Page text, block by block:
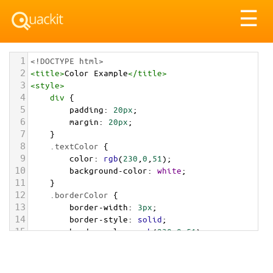
☰
1 <!DOCTYPE html>
2 <title>Color Example</title>
3 <style>
4 div {
5 padding: 20px;
6 margin: 20px;
7 }
8 .textColor {
9 color: rgb(230 0 51 );
10 background-color: white;
11 }
12 .borderColor {
13 border-width: 3px;
14 border-style: solid;
15 border-color: rgb(230,0,51);